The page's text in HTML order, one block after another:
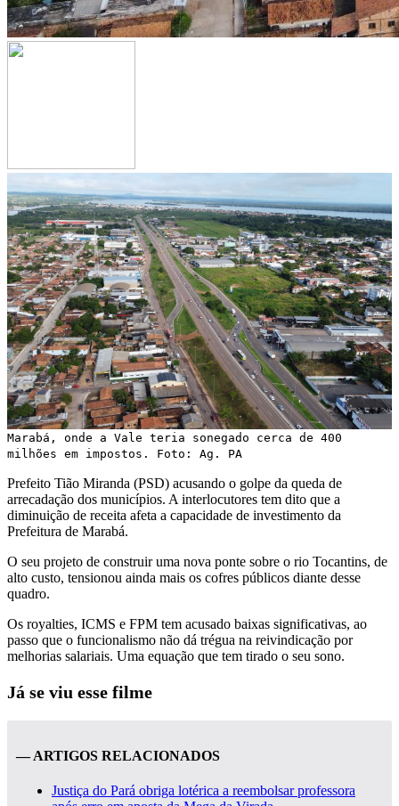
Marabá, onde a Vale teria sonegado cerca de 400
milhões em impostos. Foto: Ag. PA
Prefeito Tião Miranda (PSD) acusando o golpe da queda de
arrecadação dos municípios. A interlocutores tem dito que a
diminuição de receita afeta a capacidade de investimento da
Prefeitura de Marabá.
O seu projeto de construir uma nova ponte sobre o rio Tocantins, de
alto custo, tensionou ainda mais os cofres públicos diante desse
quadro.
Os royalties, ICMS e FPM tem acusado baixas significativas, ao
passo que o funcionalismo não dá trégua na reivindicação por
melhorias salariais. Uma equação que tem tirado o seu sono.
Já se viu esse filme
— ARTIGOS RELACIONADOS
Justiça do Pará obriga lotérica a reembolsar professora